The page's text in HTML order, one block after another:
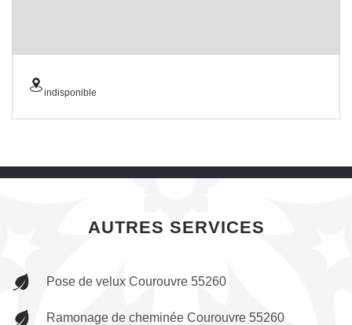
indisponible
AUTRES SERVICES
Pose de velux Courouvre 55260
Ramonage de cheminée Courouvre 55260